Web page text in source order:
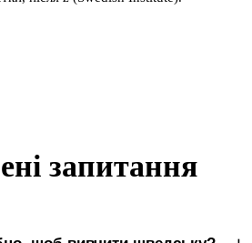
запитання